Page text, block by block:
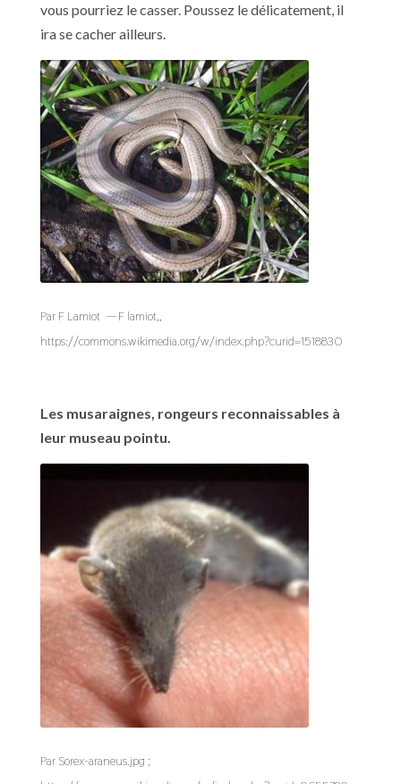
vous pourriez le casser. Poussez le délicatement, il
ira se cacher ailleurs.
Par F Lamiot — F lamiot,,
https://commons.wikimedia.org/w/index.php?curid=1518830
Les musaraignes, rongeurs reconnaissables à
leur museau pointu.
Par Sorex-araneus.jpg ;